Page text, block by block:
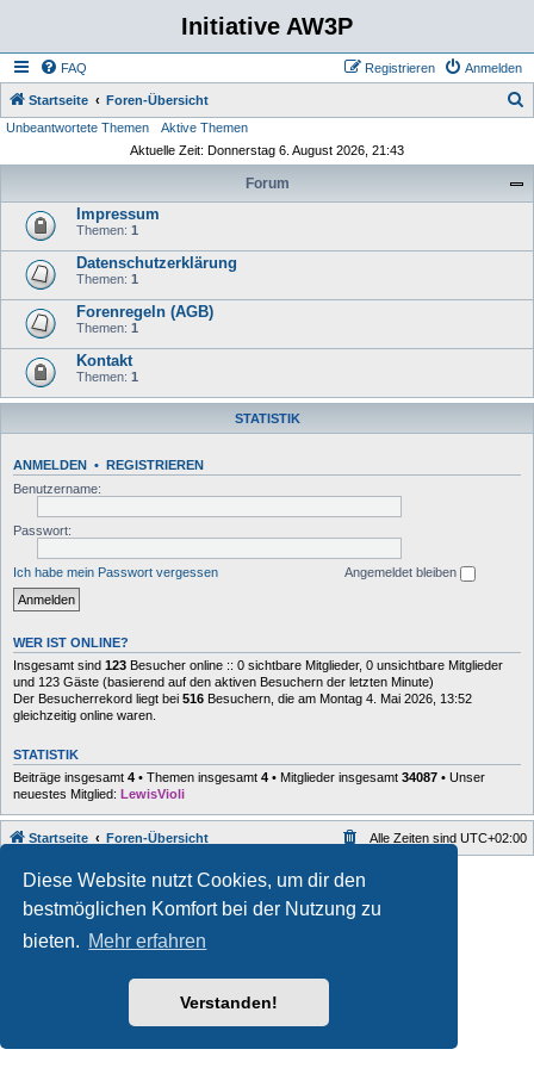
Diese Website nutzt Cookies, um dir den
bestmöglichen Komfort bei der Nutzung zu
bieten. Mehr erfahren
Verstanden!
Initiative AW3P
FAQ Anmelden
Registrieren
Startseite Foren-Übersicht
Unbeantwortete Themen
Aktive Themen
Aktuelle Zeit: Donnerstag 6. August 2026, 21:43
Forum
Impressum
Themen: 1
Datenschutzerklärung
Themen: 1
Forenregeln (AGB)
Themen: 1
Kontakt
Themen: 1
STATISTIK
ANMELDEN • REGISTRIEREN
Benutzername:
Passwort:
Ich habe mein Passwort vergessen Angemeldet bleiben
WER IST ONLINE?
Insgesamt sind 123 Besucher online :: 0 sichtbare Mitglieder, 0 unsichtbare Mitglieder
und 123 Gäste (basierend auf den aktiven Besuchern der letzten Minute)
Der Besucherrekord liegt bei 516 Besuchern, die am Montag 4. Mai 2026, 13:52
gleichzeitig online waren.
STATISTIK
Beiträge insgesamt 4 • Themen insgesamt 4 • Mitglieder insgesamt 34087 • Unser
neuestes Mitglied: LewisVioli
Startseite Foren-Übersicht Alle Zeiten sind UTC+02:00
Style developer by forum ,
Powered byphpBB ® Forum Software © phpBB Limited
Deutsche Übersetzung durchphpBB.de
Datenschutz